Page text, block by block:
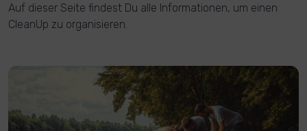
Auf dieser Seite findest Du alle Informationen, um einen
CleanUp zu organisieren.